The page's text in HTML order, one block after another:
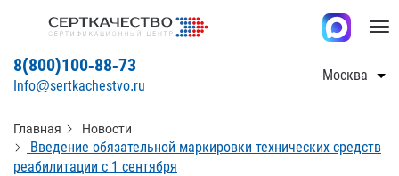
8(800)100-88-73
Info@sertkachestvo.ru
Москва
Главная Новости
Введение обязательной маркировки технических средств
реабилитации с 1 сентября